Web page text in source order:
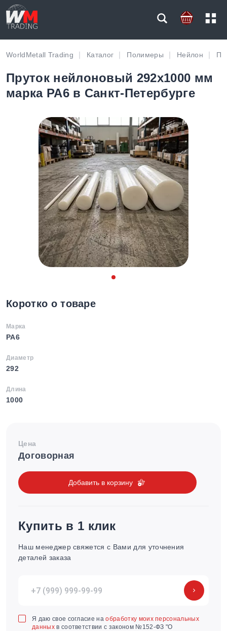
WorldMetall Trading Каталог Полимеры Нейлон
Пруток нейлоновый 292х1000 мм
марка PA6 в Санкт-Петербурге
Коротко о товаре
Марка
PA6
Диаметр
292
Длина
1000
Цена
Договорная
Добавить в корзину
Купить в 1 клик
Наш менеджер свяжется с Вами для уточнения
деталей заказа
Я даю свое согласие наобработку моих персональных
данныхв соответствии с законом №152-ФЗ "О